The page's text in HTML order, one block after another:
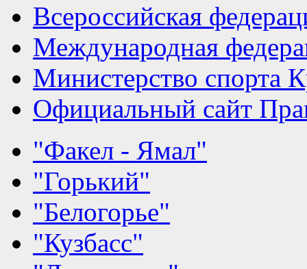
Всероссийская
Международная
Министерство спорта
Официальный сайт
"Факел - Ямал"
"Горький"
"Белогорье"
"Кузбасс"